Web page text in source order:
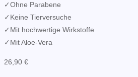
✓Ohne Parabene
✓Keine Tierversuche
✓Mit hochwertige Wirkstoffe
✓Mit Aloe-Vera
26,90 €